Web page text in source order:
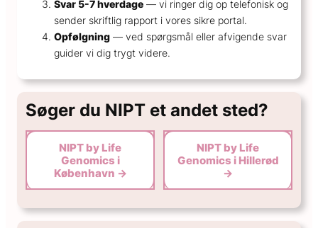
Svar 5-7 hverdage — vi ringer dig op telefonisk og
sender skriftlig rapport i vores sikre portal.
Opfølgning — ved spørgsmål eller afvigende svar
guider vi dig trygt videre.
Søger du NIPT et andet sted?
NIPT by Life
Genomics i
København →
NIPT by Life
Genomics i Hillerød
→